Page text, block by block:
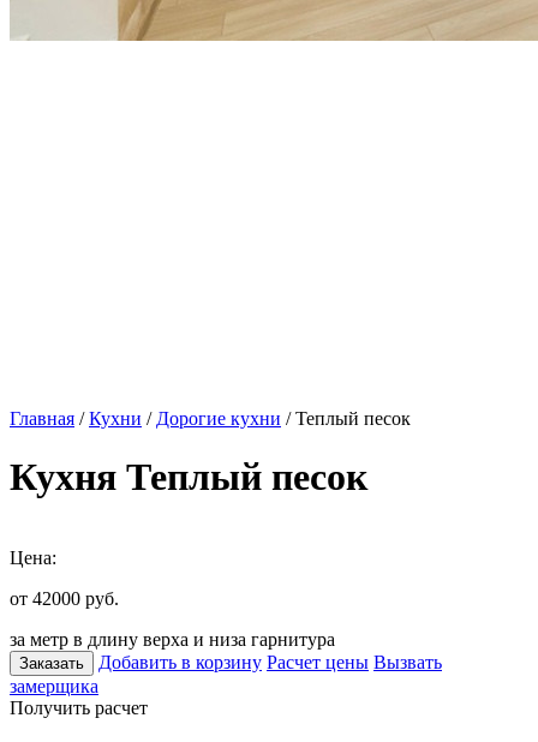
Главная /Кухни / Дорогие кухни / Теплый песок
Кухня Теплый песок
Цена:
от 42000 руб.
за метр в длину верха и низа гарнитура
Заказать Добавить в корзину Расчет цены Вызвать
замерщика
Получить расчет